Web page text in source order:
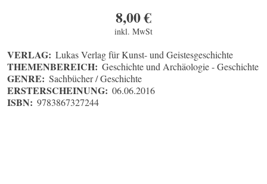
8,00€
inkl. MwSt
VERLAG: Lukas Verlag für Kunst- und Geistesgeschichte
THEMENBEREICH: Geschichte und Archäologie - Geschichte
GENRE: Sachbücher / Geschichte
ERSTERSCHEINUNG: 06.06.2016
ISBN: 9783867327244